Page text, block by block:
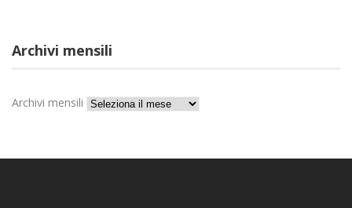
Archivi mensili
Archivi mensili